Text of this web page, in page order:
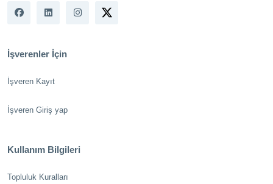
İşverenler İçin
İşveren Kayıt
İşveren Giriş yap
Kullanım Bilgileri
Topluluk Kuralları